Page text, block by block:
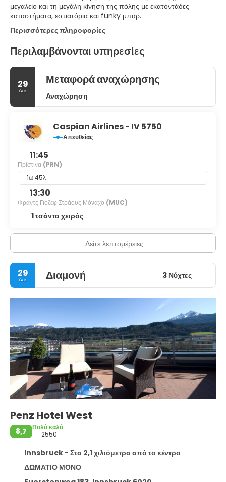
μεγαλείο και τη μεγάλη κίνηση της πόλης με εκατοντάδες
καταστήματα, εστιατόρια και funky μπαρ.
Περισσότερες πληροφορίες
Περιλαμβάνονται υπηρεσίες
29
Δεκ
Μεταφορά αναχώρησης
Αναχώρηση
Caspian Airlines - IV 5750
Απευθείας
11:45
Πρίστινα (PRN)
1ω 45λ
13:30
Φραντς Γιόζεφ Στράους Μόναχο (MUC)
1 τσάντα χειρός
Δείτε λεπτομέρειες
29
Δεκ Διαμονή 3 Νύχτες
Penz Hotel West
8,7
Πολύ καλά
2550
Innsbruck - Στα 2,1 χιλιόμετρα από το κέντρο
ΔΩΜΑΤΙΟ ΜΟΝΟ